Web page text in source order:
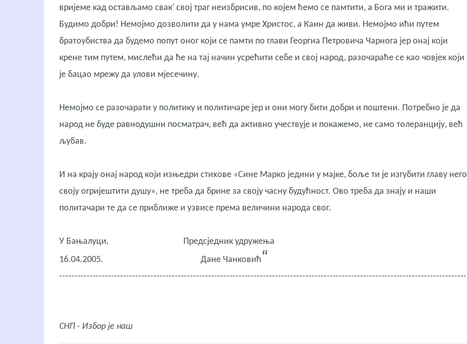
вријеме кад остављамо свак' свој траг неизбрисив, по којем ћемо се памтити, а Бога ми и тражити.
Будимо добри! Немојмо дозволити да у нама умре Христос, а Каин да живи. Немојмо ићи путем
братоубиства да будемо попут оног који се памти по глави Георгиа Петровича Чарнога јер онај који
крене тим путем, мислећи да ће на тај начин усрећити себе и свој народ, разочараће се као човјек који
је бацао мрежу да улови мјесечину.
Немојмо се разочарати у политику и политичаре јер и они могу бити добри и поштени. Потребно је да
народ не буде равнодушни посматрач, већ да активно учествује и покажемо, не само толеранцију, већ
љубав.
И на крају онај народ који изњедри стихове «Сине Марко једини у мајке, боље ти је изгубити главу него
своју огријештити душу», не треба да брине за своју часну будућност. Ово треба да знају и наши
политачари те да се приближе и узвисе према величини народа свог.
У Бањалуци,
Предсједник удружења
16.04.2005. Дане Чанковић “
--------------------------------------------------------------------------------------------------------------------------------------
СНП - Избор је наш